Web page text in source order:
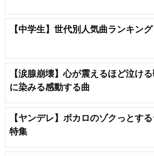
【中学生】世代別人気曲ランキング
【涙腺崩壊】心が震えるほど泣け
に染みる感動する曲
【ヤンデレ】ボカロのゾクっとす
特集